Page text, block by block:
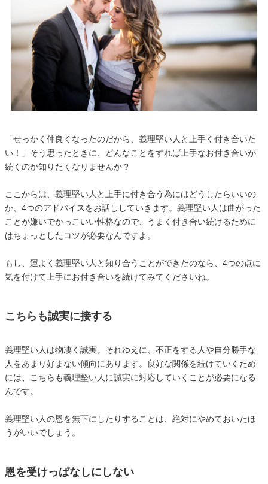
「せっかく仲良くなったのだから、義理堅い人と上手く付き合いた
い！」そう思ったときに、どんなことをすれば上手なお付き合いが
続くのか知りたくなりませんか？
ここからは、義理堅い人と上手に付き合う為にはどうしたらいいの
か、4つのアドバイスをお話ししていきます。義理堅い人は曲がった
ことが嫌いでかっこいい性格なので、うまく付き合い続けるために
はちょっとしたコツが必要なんですよ。
もし、運よく義理堅い人と知り合うことができたのなら、4つの点に
気を付けて上手にお付き合いを続けてみてくださいね。
こちらも誠実に接する
義理堅い人は物凄く誠実。それゆえに、不正をする人や自分勝手な
人をあまり好まない傾向にあります。良好な関係を続けていくため
には、こちらも義理堅い人に誠実に対応していくことが必要になる
んです。
義理堅い人の恩を無下にしたりすることは、絶対にやめておいたほ
うがいいでしょう。
恩を受けっぱなしにしない